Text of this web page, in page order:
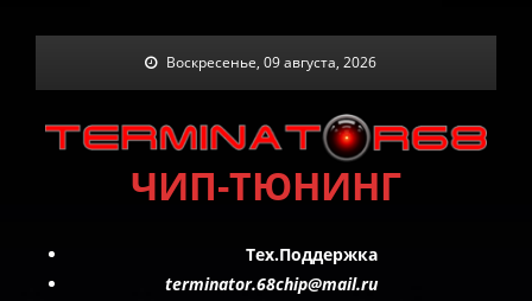
Воскресенье, 09 августа, 2026
ЧИП-ТЮНИНГ
Тех.Поддержка
terminator.68chip@mail.ru